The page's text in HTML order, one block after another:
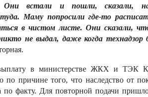
Они встали и пошли, сказали,
Маму попросили где-то
в чистом листе. Они сказали,
не выдал, даже когда технадзор
в министерстве ЖКХ и ТЭК
по причине того, что наследство от
факту. Для повторной подачи